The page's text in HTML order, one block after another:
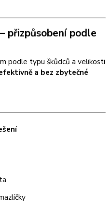
přizpůsobení podle
podle typu škůdců a velikosti
a bez zbytečné